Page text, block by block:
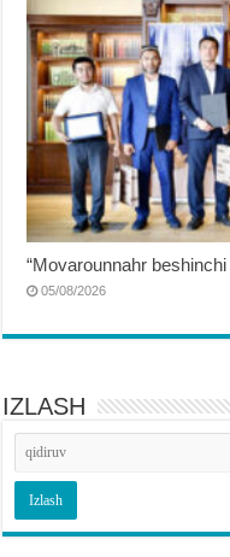
“Movarounnahr
05/08/2026
IZLASH